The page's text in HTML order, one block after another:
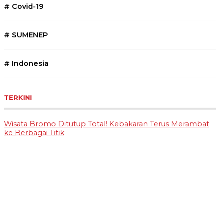
# Covid-19
# SUMENEP
# Indonesia
TERKINI
Wisata Bromo Ditutup Total! Kebakaran Terus Merambat
ke Berbagai Titik